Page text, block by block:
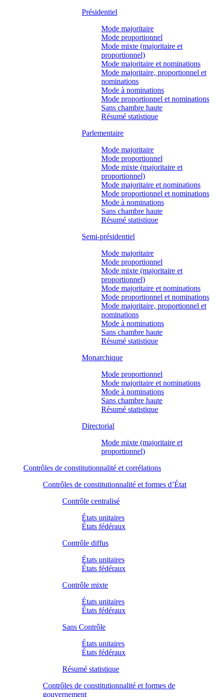
Présidentiel
Mode majoritaire
Mode proportionnel
Mode mixte (majoritaire et
proportionnel)
Mode majoritaire et nominations
Mode majoritaire, proportionnel et
nominations
Mode à nominations
Mode proportionnel et nominations
Sans chambre haute
Résumé statistique
Parlementaire
Mode majoritaire
Mode proportionnel
Mode mixte (majoritaire et
proportionnel)
Mode majoritaire et nominations
Mode proportionnel et nominations
Mode à nominations
Sans chambre haute
Résumé statistique
Semi-présidentiel
Mode majoritaire
Mode proportionnel
Mode mixte (majoritaire et
proportionnel)
Mode majoritaire et nominations
Mode proportionnel et nominations
Mode majoritaire, proportionnel et
nominations
Mode à nominations
Sans chambre haute
Résumé statistique
Monarchique
Mode proportionnel
Mode majoritaire et nominations
Mode à nominations
Sans chambre haute
Résumé statistique
Directorial
Mode mixte (majoritaire et
proportionnel)
Contrôles de constitutionnalité et corrélations
Contrôles de constitutionnalité et formes d’État
Contrôle centralisé
États unitaires
États fédéraux
Contrôle diffus
États unitaires
États fédéraux
Contrôle mixte
États unitaires
États fédéraux
Sans Contrôle
États unitaires
États fédéraux
Résumé statistique
Contrôles de constitutionnalité et formes de
gouvernement